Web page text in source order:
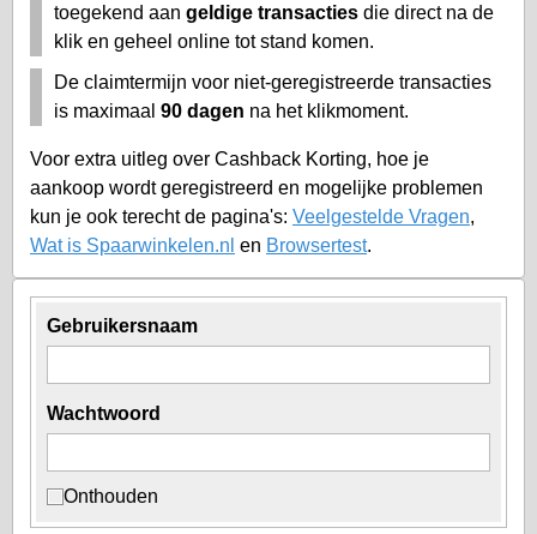
Gebruikersnaam
Wachtwoord
Onthouden
toegekend aan geldige transacties die direct na de
klik en geheel online tot stand komen.
De claimtermijn voor niet-geregistreerde transacties
is maximaal 90 dagen na het klikmoment.
Voor extra uitleg over Cashback Korting, hoe je
aankoop wordt geregistreerd en mogelijke problemen
kun je ook terecht de pagina's: Veelgestelde Vragen,
Wat is Spaarwinkelen.nl en Browsertest.